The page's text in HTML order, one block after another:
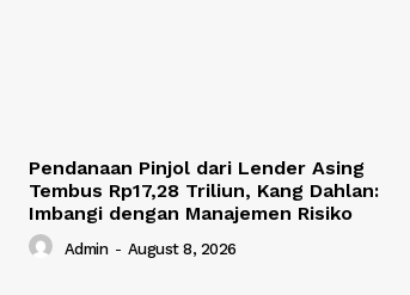
Pendanaan Pinjol dari Lender Asing
Tembus Rp17,28 Triliun, Kang Dahlan:
Imbangi dengan Manajemen Risiko
Admin - August 8, 2026